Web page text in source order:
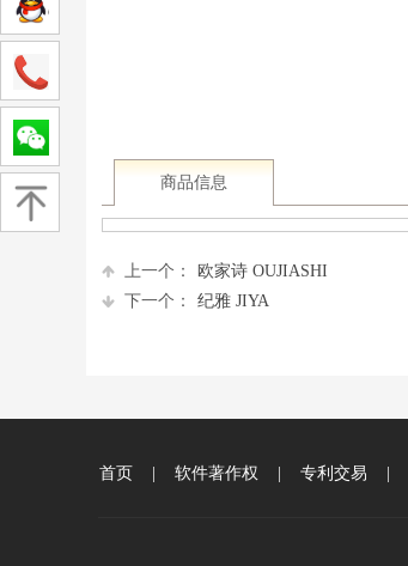
商品信息
上一个：
欧家诗 OUJIASHI
下一个：
纪雅 JIYA
首页 软件著作权 专利交易